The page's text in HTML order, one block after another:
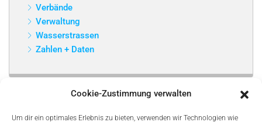
Cookie-Zustimmung verwalten
Um dir ein optimales Erlebnis zu bieten, verwenden wir Technologien wie
Verbände
Verwaltung
Wasserstrassen
Zahlen + Daten